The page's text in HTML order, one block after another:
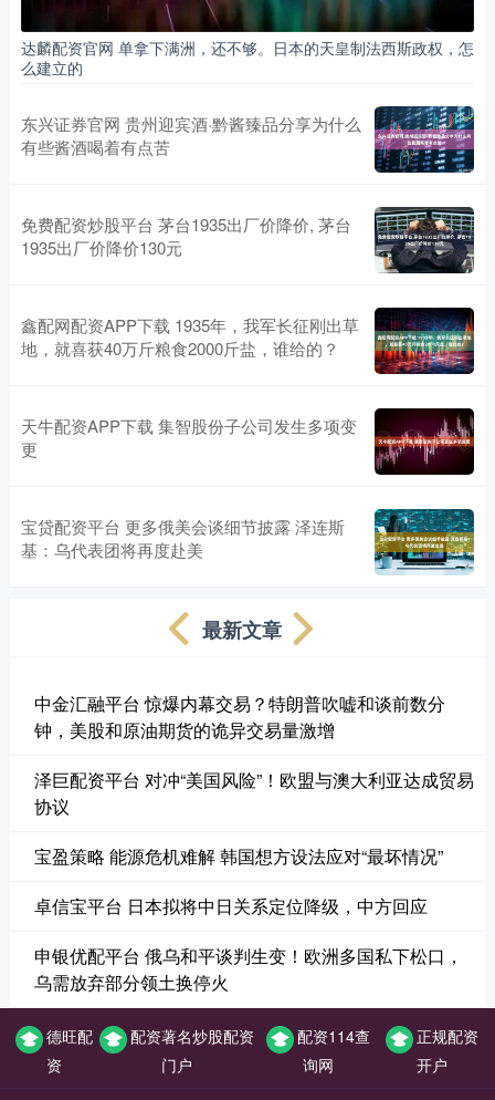
达麟配资官网 单拿下满洲，还不够。日本的天皇制法西斯政权，怎
么建立的
东兴证券官网 贵州迎宾酒·黔酱臻品分享为什么
有些酱酒喝着有点苦
免费配资炒股平台 茅台1935出厂价降价, 茅台
1935出厂价降价130元
鑫配网配资APP下载 1935年，我军长征刚出草
地，就喜获40万斤粮食2000斤盐，谁给的？
天牛配资APP下载 集智股份子公司发生多项变
更
宝贷配资平台 更多俄美会谈细节披露 泽连斯
基：乌代表团将再度赴美
最新文章
中金汇融平台 惊爆内幕交易？特朗普吹嘘和谈前数分
钟，美股和原油期货的诡异交易量激增
泽巨配资平台 对冲“美国风险”！欧盟与澳大利亚达成贸易
协议
宝盈策略 能源危机难解 韩国想方设法应对“最坏情况”
卓信宝平台 日本拟将中日关系定位降级，中方回应
申银优配平台 俄乌和平谈判生变！欧洲多国私下松口，
乌需放弃部分领土换停火
德旺配
资
配资著名炒股配资
门户
配资114查
询网
正规配资
开户